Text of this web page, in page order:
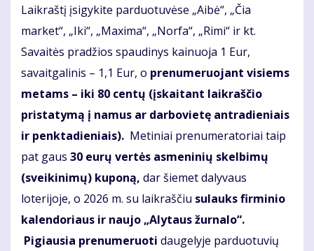
Laikraštį įsigykite parduotuvėse „Aibė“, „Čia
market“, „Iki“, „Maxima“, „Norfa“, „Rimi“ ir kt.
Savaitės pradžios spaudinys kainuoja 1 Eur,
savaitgalinis – 1,1 Eur, o prenumeruojant visiems
metams – iki 80 centų (įskaitant laikraščio
pristatymą į namus ar darbovietę antradieniais
ir penktadieniais). Metiniai prenumeratoriai taip
pat gaus 30 eurų vertės asmeninių skelbimų
(sveikinimų) kuponą, dar šiemet dalyvaus
loterijoje, o 2026 m. su laikraščiu sulauks firminio
kalendoriaus ir naujo „Alytaus žurnalo“.
Pigiausia prenumeruoti daugelyje parduotuvių